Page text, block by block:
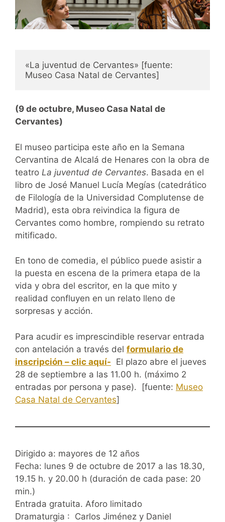
«La juventud de Cervantes» [fuente:
Museo Casa Natal de Cervantes]
(9 de octubre, Museo Casa Natal de
Cervantes)
El museo participa este año en la Semana
Cervantina de Alcalá de Henares con la obra de
teatro La juventud de Cervantes. Basada en el
libro de José Manuel Lucía Megías (catedrático
de Filología de la Universidad Complutense de
Madrid), esta obra reivindica la figura de
Cervantes como hombre, rompiendo su retrato
mitificado.
En tono de comedia, el público puede asistir a
la puesta en escena de la primera etapa de la
vida y obra del escritor, en la que mito y
realidad confluyen en un relato lleno de
sorpresas y acción.
Para acudir es imprescindible reservar entrada
con antelación a través del formulario de
inscripción – clic aquí- El plazo abre el jueves
28 de septiembre a las 11.00 h. (máximo 2
entradas por persona y pase). [fuente: Museo
Casa Natal de Cervantes]
Dirigido a: mayores de 12 años
Fecha: lunes 9 de octubre de 2017 a las 18.30,
19.15 h. y 20.00 h (duración de cada pase: 20
min.)
Entrada gratuita. Aforo limitado
Dramaturgia : Carlos Jiménez y Daniel